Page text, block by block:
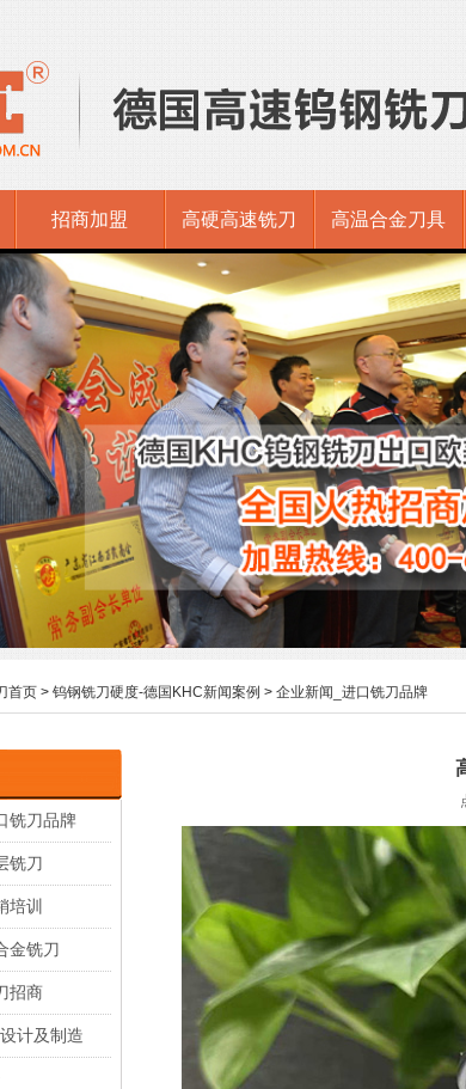
招商加盟 高硬高速铣刀 高温合金刀具
首页 > 钨钢铣刀硬度-德国KHC新闻案例 > 企业新闻_进口铣刀品牌
铣刀品牌
铣刀
培训
金铣刀
招商
计及制造